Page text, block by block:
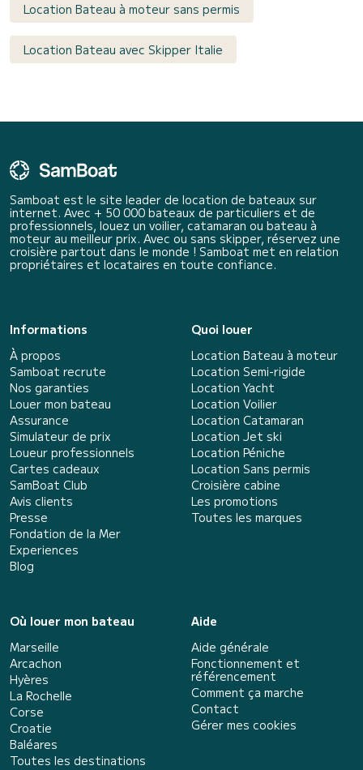
Location Bateau à moteur sans permis
Location Bateau avec Skipper Italie
Samboat est le site leader de location de bateaux sur
internet. Avec + 50 000 bateaux de particuliers et de
professionnels, louez un voilier, catamaran ou bateau à
moteur au meilleur prix. Avec ou sans skipper, réservez une
croisière partout dans le monde ! Samboat met en relation
propriétaires et locataires en toute confiance.
Informations
À propos
Samboat recrute
Nos garanties
Louer mon bateau
Assurance
Simulateur de prix
Loueur professionnels
Cartes cadeaux
SamBoat Club
Avis clients
Presse
Fondation de la Mer
Experiences
Blog
Quoi louer
Location Bateau à moteur
Location Semi-rigide
Location Yacht
Location Voilier
Location Catamaran
Location Jet ski
Location Péniche
Location Sans permis
Croisière cabine
Les promotions
Toutes les marques
Où louer mon bateau
Marseille
Arcachon
Hyères
La Rochelle
Corse
Croatie
Baléares
Toutes les destinations
Aide
Aide générale
Fonctionnement et
référencement
Comment ça marche
Contact
Gérer mes cookies